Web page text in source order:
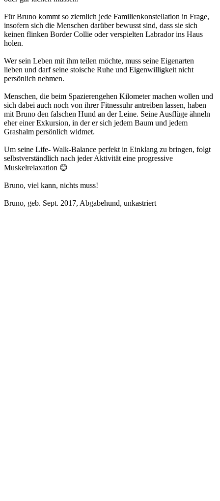
Für Bruno kommt so ziemlich jede Familienkonstellation in Frage,
insofern sich die Menschen darüber bewusst sind, dass sie sich
keinen flinken Border Collie oder verspielten Labrador ins Haus
holen.
Wer sein Leben mit ihm teilen möchte, muss seine Eigenarten
lieben und darf seine stoische Ruhe und Eigenwilligkeit nicht
persönlich nehmen.
Menschen, die beim Spazierengehen Kilometer machen wollen und
sich dabei auch noch von ihrer Fitnessuhr antreiben lassen, haben
mit Bruno den falschen Hund an der Leine. Seine Ausflüge ähneln
eher einer Exkursion, in der er sich jedem Baum und jedem
Grashalm persönlich widmet.
Um seine Life- Walk-Balance perfekt in Einklang zu bringen, folgt
selbstverständlich nach jeder Aktivität eine progressive
Muskelrelaxation 😊
Bruno, viel kann, nichts muss!
Bruno, geb. Sept. 2017, Abgabehund, unkastriert